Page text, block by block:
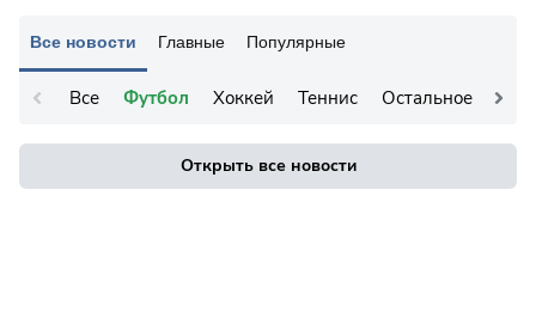
Все новости Главные Популярные
Все Футбол Хоккей Теннис Остальное
Открыть все новости